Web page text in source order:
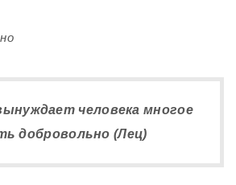
человека многое
добровольно (Лец)